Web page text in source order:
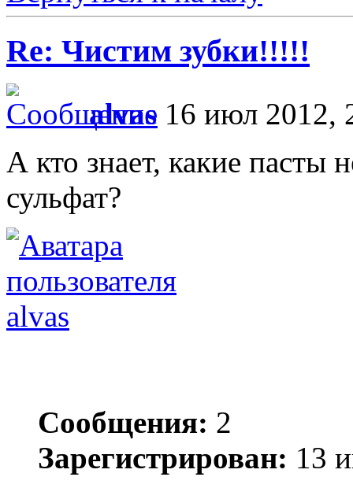
Re: Чистим зубки!!!!!
alvas 16 июл 2012,
А кто знает, какие пасты
сульфат?
alvas
Сообщения: 2
Зарегистрирован: 13